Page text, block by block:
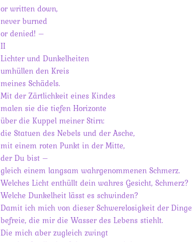
or written down,
never burned
or denied! –
II
Lichter und Dunkelheiten
umhüllen den Kreis
meines Schädels.
Mit der Zärtlichkeit eines Kindes
malen sie die tiefen Horizonte
über die Kuppel meiner Stirn:
die Statuen des Nebels und der Asche,
mit einem roten Punkt in der Mitte,
der Du bist –
gleich einem langsam wahrgenommenen Schmerz.
Welches Licht enthüllt dein wahres Gesicht, Schmerz?
Welche Dunkelheit lässt es schwinden?
Damit ich mich von dieser Schwerelosigkeit der Dinge
befreie, die mir die Wasser des Lebens stiehlt.
Die mich aber zugleich zwingt